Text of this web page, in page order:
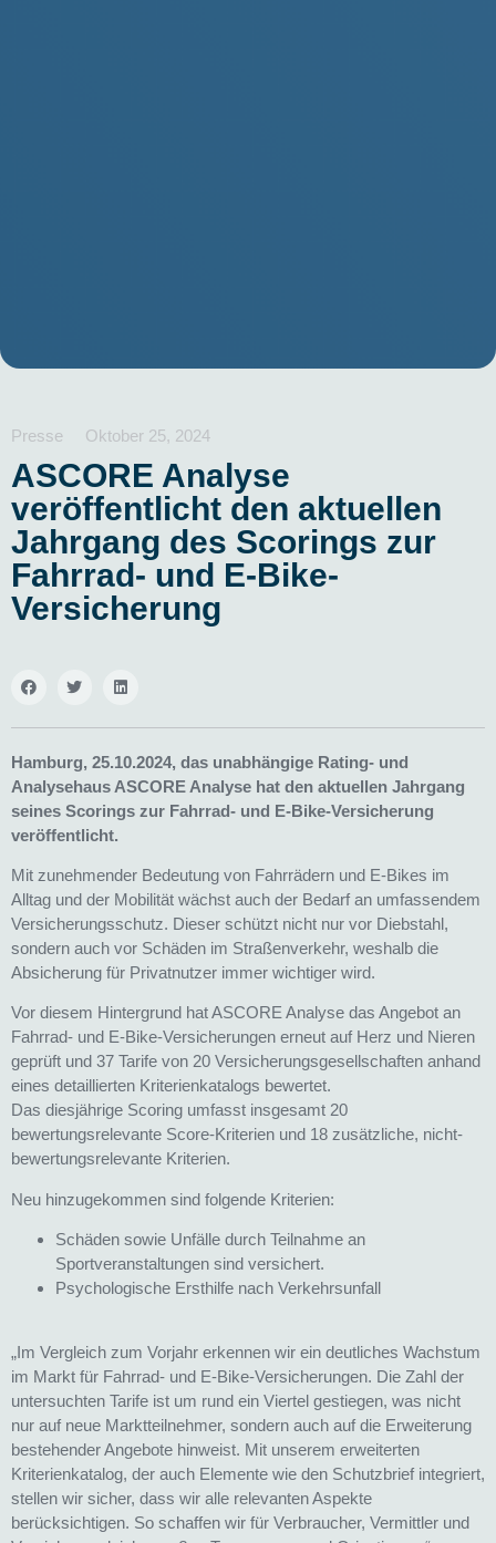
Presse Oktober 25, 2024
ASCORE Analyse
veröffentlicht den aktuellen
Jahrgang des Scorings zur
Fahrrad- und E-Bike-
Versicherung
Hamburg, 25.10.2024, das unabhängige Rating- und
Analysehaus ASCORE Analyse hat den aktuellen Jahrgang
seines Scorings zur Fahrrad- und E-Bike-Versicherung
veröffentlicht.
Mit zunehmender Bedeutung von Fahrrädern und E-Bikes im
Alltag und der Mobilität wächst auch der Bedarf an umfassendem
Versicherungsschutz. Dieser schützt nicht nur vor Diebstahl,
sondern auch vor Schäden im Straßenverkehr, weshalb die
Absicherung für Privatnutzer immer wichtiger wird.
Vor diesem Hintergrund hat ASCORE Analyse das Angebot an
Fahrrad- und E-Bike-Versicherungen erneut auf Herz und Nieren
geprüft und 37 Tarife von 20 Versicherungsgesellschaften anhand
eines detaillierten Kriterienkatalogs bewertet.
Das diesjährige Scoring umfasst insgesamt 20
bewertungsrelevante Score-Kriterien und 18 zusätzliche, nicht-
bewertungsrelevante Kriterien.
Neu hinzugekommen sind folgende Kriterien:
Schäden sowie Unfälle durch Teilnahme an
Sportveranstaltungen sind versichert.
Psychologische Ersthilfe nach Verkehrsunfall
„Im Vergleich zum Vorjahr erkennen wir ein deutliches Wachstum
im Markt für Fahrrad- und E-Bike-Versicherungen. Die Zahl der
untersuchten Tarife ist um rund ein Viertel gestiegen, was nicht
nur auf neue Marktteilnehmer, sondern auch auf die Erweiterung
bestehender Angebote hinweist. Mit unserem erweiterten
Kriterienkatalog, der auch Elemente wie den Schutzbrief integriert,
stellen wir sicher, dass wir alle relevanten Aspekte
berücksichtigen. So schaffen wir für Verbraucher, Vermittler und